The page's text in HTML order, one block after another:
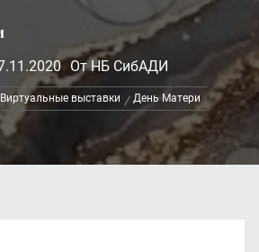
ОтНБ СибАДИ
Виртуальные выставки День Матери